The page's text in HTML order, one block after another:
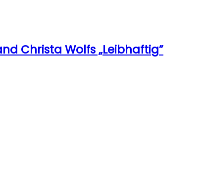
Christa Wolfs „Leibhaftig”